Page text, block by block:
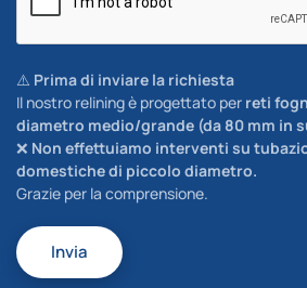
⚠️ Prima di inviare la richiesta
Il nostro relining è progettato per reti
diametro medio/grande (da 80 mm in
❌ Non effettuiamo interventi su
domestiche di piccolo diametro.
Grazie per la comprensione.
Invia